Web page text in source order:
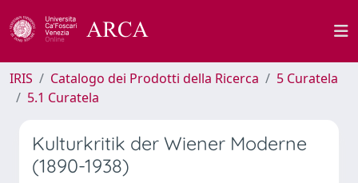
IRIS Catalogo dei Prodotti della Ricerca
5 Curatela
5.1 Curatela
Kulturkritik der Wiener Moderne
(1890-1938)